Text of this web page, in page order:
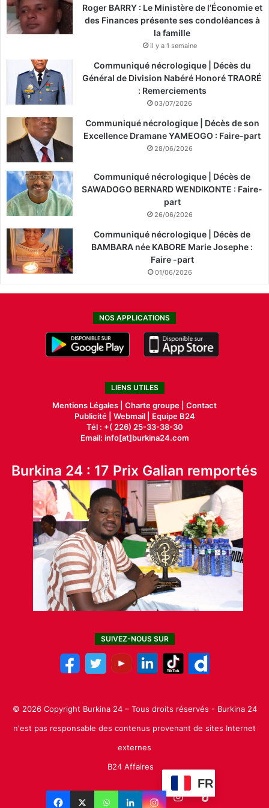
Roger BARRY : Le Ministère de l’Économie et
des Finances présente ses condoléances à
la famille
il y a 1 semaine
Communiqué nécrologique | Décès du
Général de Division Nabéré Honoré TRAORÉ
: Remerciements
03/07/2026
Communiqué nécrologique | Décès de son
Excellence Dramane YAMEOGO : Faire-part
28/06/2026
Communiqué nécrologique | Décès de
SAWADOGO BERNARD WENDIKONTE : Faire-
part
26/06/2026
Communiqué nécrologique | Décès de
BAMBARA née KABORE Marie Josephe :
Faire -part
01/06/2026
NOS APPLICATIONS
LIENS UTILES
Mentions Légales | Charte groupe | Contact
Publicité| Webmail |
Equipe B24
Tél : +( 226) 25-33-38-30
Email: info[at]burkina24.com
Burkina 24 : 17 Prix Galian remportés
SUIVEZ-NOUS SUR
© 2026 Copyright Burkina 24 – Tous droits réservés - Burkina 24
n'est pas responsable des contenus provenant de sites Internet
externes
B24 Affaires
FR
Facebook LinkedinYouTubeInstagram
TikTok